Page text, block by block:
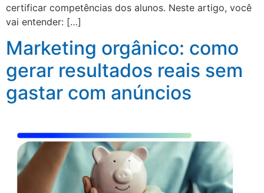
certificar competências dos alunos. Neste artigo, você
vai entender: […]
Marketing orgânico: como
gerar resultados reais sem
gastar com anúncios